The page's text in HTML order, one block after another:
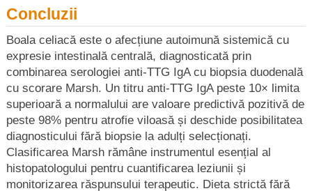
Concluzii
Boala celiacă este o afecțiune autoimună sistemică cu
expresie intestinală centrală, diagnosticată prin
combinarea serologiei anti-TTG IgA cu biopsia duodenală
cu scorare Marsh. Un titru anti-TTG IgA peste 10× limita
superioară a normalului are valoare predictivă pozitivă de
peste 98% pentru atrofie viloasă și deschide posibilitatea
diagnosticului fără biopsie la adulți selecționați.
Clasificarea Marsh rămâne instrumentul esențial al
histopatologului pentru cuantificarea leziunii și
monitorizarea răspunsului terapeutic. Dieta strictă fără